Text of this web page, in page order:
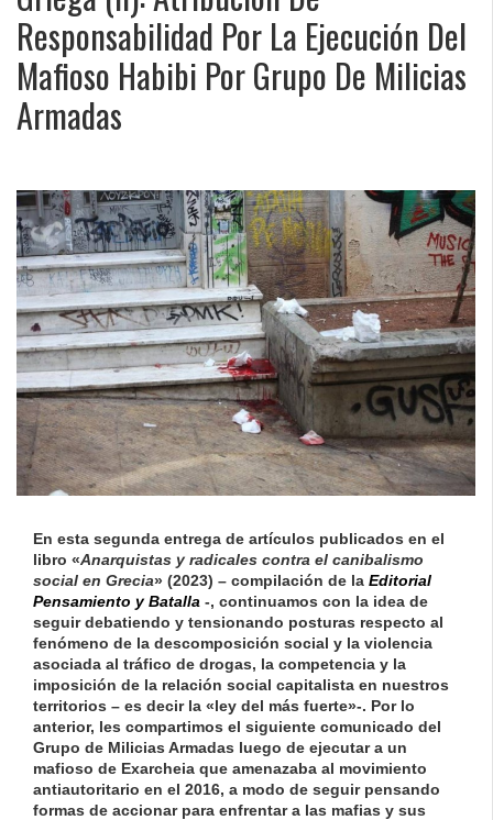
Responsabilidad Por La Ejecución Del
Mafioso Habibi Por Grupo De Milicias
Armadas
En esta segunda entrega de artículos publicados en el
libro «Anarquistas y radicales contra el canibalismo
social en Grecia» (2023) – compilación de la Editorial
Pensamiento y Batalla -, continuamos con la idea de
seguir debatiendo y tensionando posturas respecto al
fenómeno de la descomposición social y la violencia
asociada al tráfico de drogas, la competencia y la
imposición de la relación social capitalista en nuestros
territorios – es decir la «ley del más fuerte»-. Por lo
anterior, les compartimos el siguiente comunicado del
Grupo de Milicias Armadas luego de ejecutar a un
mafioso de Exarcheia que amenazaba al movimiento
antiautoritario en el 2016, a modo de seguir pensando
formas de accionar para enfrentar a las mafias y sus